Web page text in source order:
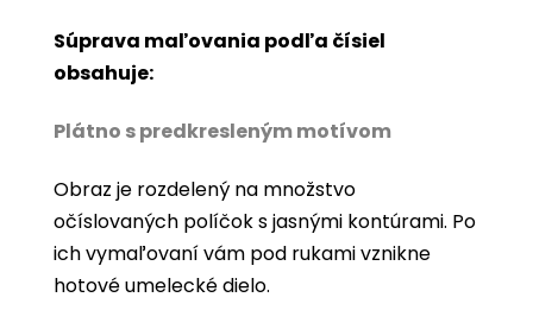
Súprava maľovania podľa čísiel
obsahuje:
Plátno s predkresleným motívom
Obraz je rozdelený na množstvo
očíslovaných políčok s jasnými kontúrami. Po
ich vymaľovaní vám pod rukami vznikne
hotové umelecké dielo.